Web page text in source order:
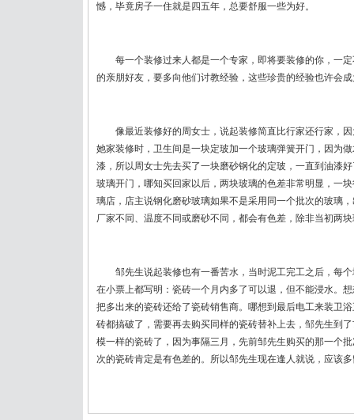
憾，毕竟房子一住就是四五年，总要舒服一些为好。
每一个装修过来人都是一个专家，即将要装修的你，一定
的亲朋好友，要多向他们讨教经验，这些珍贵的经验也许会
像最近装修好的周女士，说起装修简直比行家还行家，因
她家装修时，卫生间是一块定玻加一个玻璃弹簧开门，因为
漆，所以周女士先去买了一块磨砂钢化的定玻，一直到油漆
玻璃开门，哪知买回家以后，两块玻璃的色差非常明显，一
璃店，店主说钢化磨砂玻璃如果不是采用同一个批次的玻璃
厂家不同、温度不同或磨砂不同，都会有色差，除非当初两
邹先生说起装修也有一番苦水，当时泥工完工之后，每个
在小票上都写明：瓷砖一个月内多了可以退，但不能浸水。
把多出来的瓷砖还给了瓷砖销售商。哪想到最后电工来装卫
砖都搞破了，需要再去购买同样的瓷砖替补上去，邹先生到
模一样的瓷砖了，因为事隔三月，先前邹先生购买的那一个
次的瓷砖肯定是有色差的。所以邹先生现在逢人就说，应该